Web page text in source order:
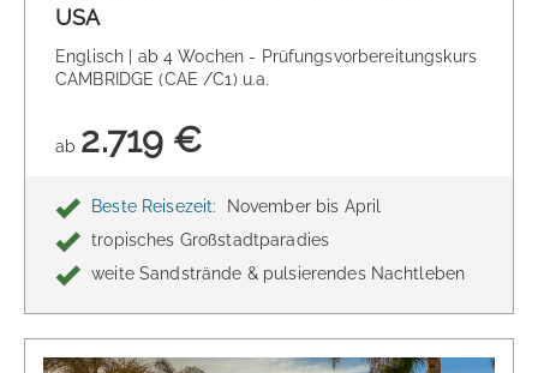
USA
Englisch | ab 4 Wochen - Prüfungsvorbereitungskurs
CAMBRIDGE (CAE /C1) u.a.
ab 2.719 €
Beste Reisezeit:
November bis April
tropisches Großstadtparadies
weite Sandstrände & pulsierendes Nachtleben